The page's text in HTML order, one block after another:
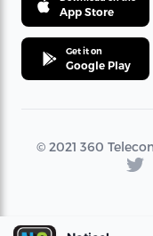
App Store
Get it on
Google Play
© 2021 360